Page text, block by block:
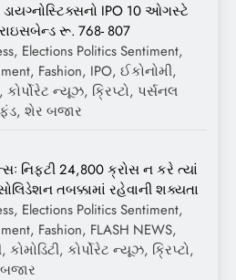
ડાયગ્નોસ્ટિક્સનો IPO 10 ઓગસ્ટે
રૂ. 768- 807
Elections Politics Sentiment,
Fashion, IPO, ઈકોનોમી,
કોર્પોરેટ ન્યૂઝ, ક્રિપ્ટો, પર્સનલ
શેર બજાર
નિફ્ટી 24,800 ક્રોસ ન કરે ત્યાં
તબક્કામાં રહેવાની શક્યતા
Elections Politics Sentiment,
Fashion, FLASH NEWS,
કોમોડિટી, કોર્પોરેટ ન્યૂઝ, ક્રિપ્ટો,